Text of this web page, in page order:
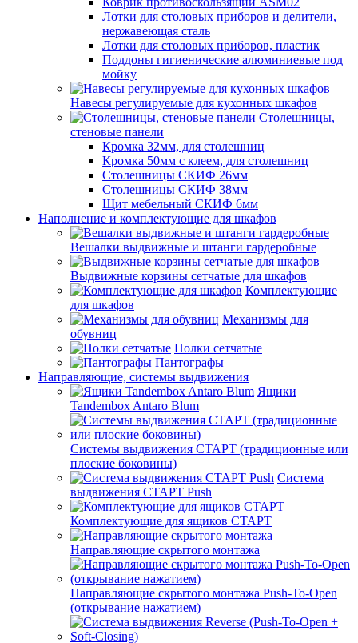
Лотки для столовых приборов и делители,
нержавеющая сталь
Лотки для столовых приборов, пластик
Поддоны гигиенические алюминиевые под
мойку
Навесы регулируемые для кухонных шкафов
Столешницы,
стеновые панели
Кромка 32мм, для столешниц
Кромка 50мм с клеем, для столешниц
Столешницы СКИФ 26мм
Столешницы СКИФ 38мм
Щит мебельный СКИФ 6мм
Наполнение и комплектующие для шкафов
Вешалки выдвижные и штанги гардеробные
Выдвижные корзины сетчатые для шкафов
Комплектующие
для шкафов
Механизмы для
обувниц
Полки сетчатые
Пантографы
Направляющие, системы выдвижения
Ящики
Tandembox Antaro Blum
Системы выдвижения СТАРТ (традиционные или
плоские боковины)
Система
выдвижения СТАРТ Push
Комплектующие для ящиков СТАРТ
Направляющие скрытого монтажа
Направляющие скрытого монтажа Push-To-Open
(открывание нажатием)